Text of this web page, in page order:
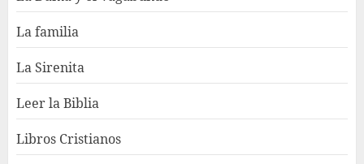
La familia
La Sirenita
Leer la Biblia
Libros Cristianos